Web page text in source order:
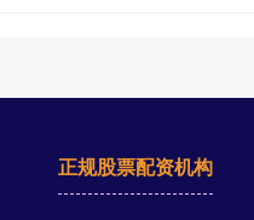
正规股票配资机构